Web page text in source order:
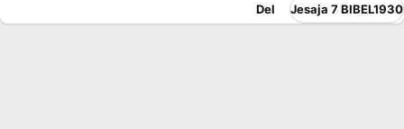
Del Jesaja 7 BIBEL1930